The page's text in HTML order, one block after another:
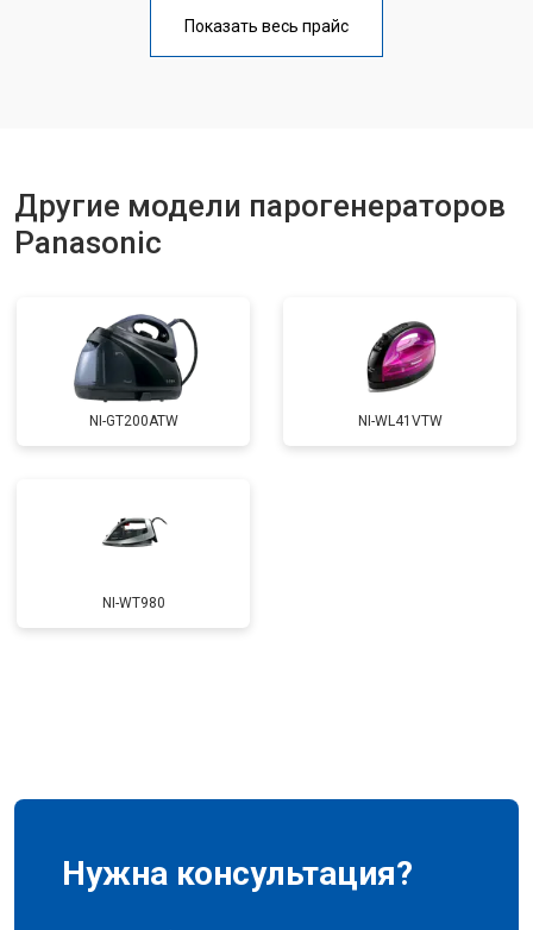
Замена клапана давления от 5850 ₽
Показать весь прайс
Другие модели парогенераторов
Panasonic
NI-GT200ATW NI-WL41VTW
NI-WT980
Нужна консультация?